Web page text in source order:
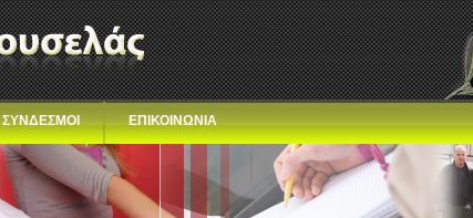
ΣΥΝΔΕΣΜΟΙ ΕΠΙΚΟΙΝΩΝΙΑ